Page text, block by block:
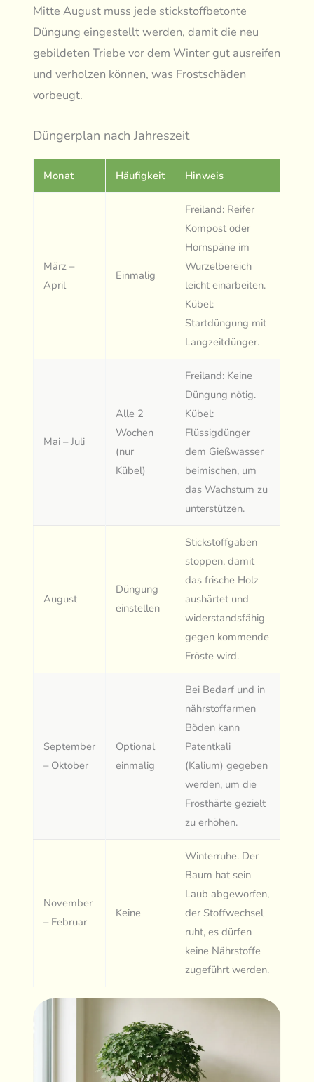
Mitte August muss jede stickstoffbetonte
Düngung eingestellt werden, damit die neu
gebildeten Triebe vor dem Winter gut ausreifen
und verholzen können, was Frostschäden
vorbeugt.
Düngerplan nach Jahreszeit
Monat Häufigkeit Hinweis
März –
April
Einmalig
Freiland: Reifer
Kompost oder
Hornspäne im
Wurzelbereich
leicht einarbeiten.
Kübel:
Startdüngung mit
Langzeitdünger.
Mai – Juli
Alle 2
Wochen
(nur
Kübel)
Freiland: Keine
Düngung nötig.
Kübel:
Flüssigdünger
dem Gießwasser
beimischen, um
das Wachstum zu
unterstützen.
August
Düngung
einstellen
Stickstoffgaben
stoppen, damit
das frische Holz
aushärtet und
widerstandsfähig
gegen kommende
Fröste wird.
September
– Oktober
Optional
einmalig
Bei Bedarf und in
nährstoffarmen
Böden kann
Patentkali
(Kalium) gegeben
werden, um die
Frosthärte gezielt
zu erhöhen.
November
– Februar
Keine
Winterruhe. Der
Baum hat sein
Laub abgeworfen,
der Stoffwechsel
ruht, es dürfen
keine Nährstoffe
zugeführt werden.